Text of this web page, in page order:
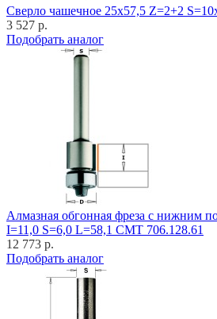
Cверло чашечное 25x57,5 Z=2+2
3 527 р.
Подобрать аналог
Алмазная обгонная фреза с нижним
I=11,0 S=6,0 L=58,1 CMT 706.128.61
12 773 р.
Подобрать аналог